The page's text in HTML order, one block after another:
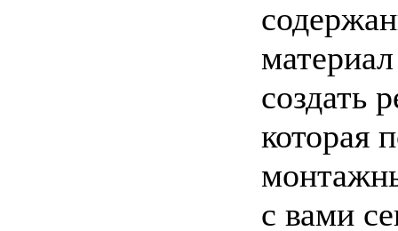
создать
которая
с вами